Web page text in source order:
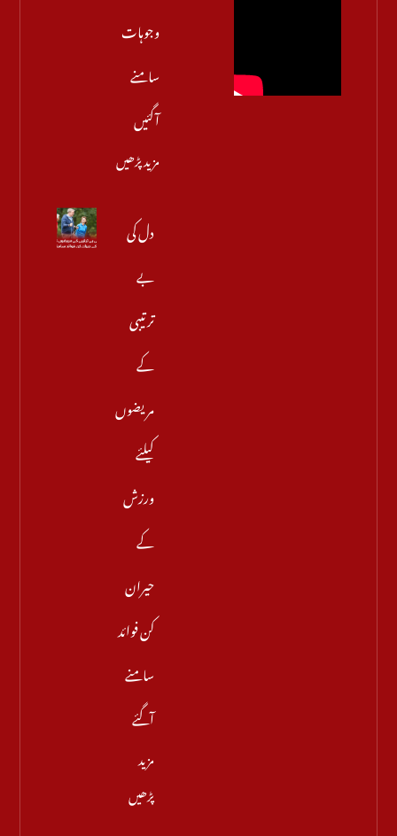
وجوہات
سامنے
آگئیں
مزید پڑھیں
دل کی
بے
ترتیبی
کے
مریضوں
کیلئے
ورزش
کے
حیران
کن فوائد
سامنے
آگئے
مزید
پڑھیں